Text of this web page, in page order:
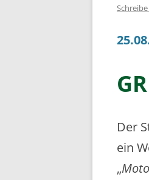
Der
ein
„